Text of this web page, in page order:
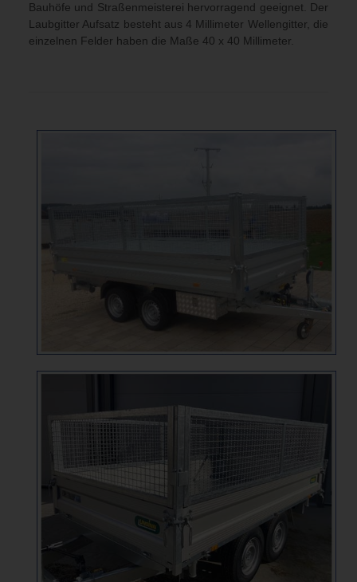
Bauhöfe und Straßenmeisterei hervorragend geeignet. Der
Laubgitter Aufsatz besteht aus 4 Millimeter Wellengitter, die
einzelnen Felder haben die Maße 40 x 40 Millimeter.